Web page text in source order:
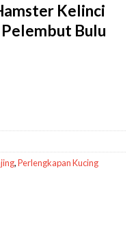
Kelinci
Bulu
,Perlengkapan Kucing